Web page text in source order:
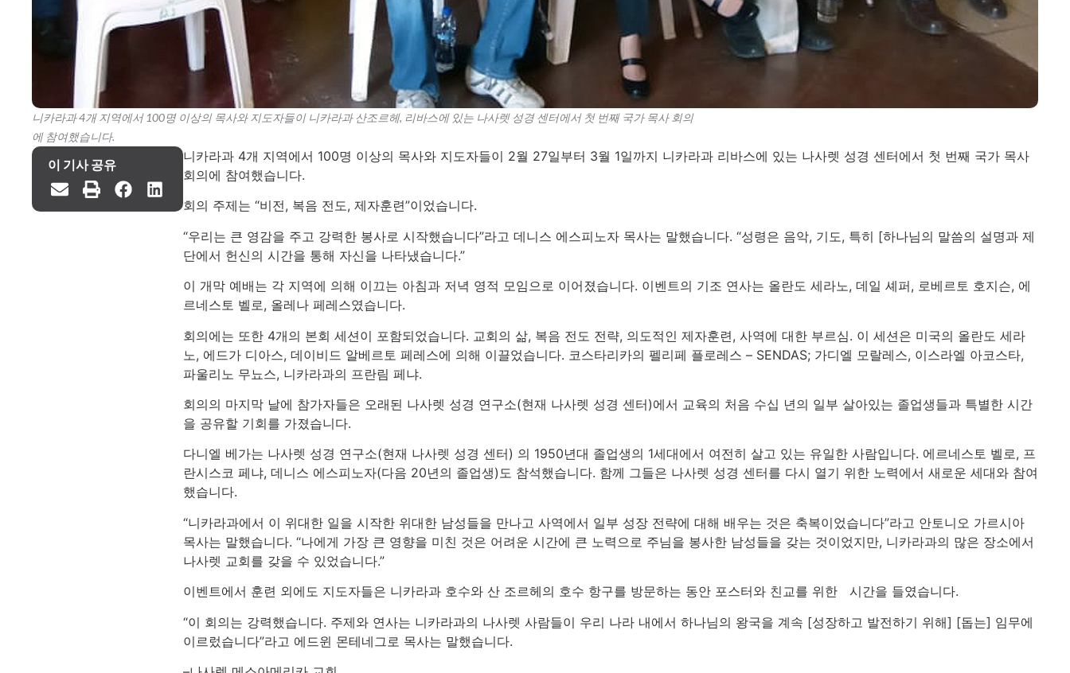
니카라과 4개 지역에서 100명 이상의 목사와 지도자들이 니카라과 산조르헤, 리바스에 있는 나사렛 성경 센터에서 첫 번째 국가 목사 회의
에 참여했습니다.
이 기사 공유
니카라과 4개 지역에서 100명 이상의 목사와 지도자들이 2월 27일부터 3월 1일까지 니카라과 리바스에 있는 나사렛 성경 센터에서 첫 번째 국가 목사
회의에 참여했습니다.
회의 주제는 “비전, 복음 전도, 제자훈련”이었습니다.
“우리는 큰 영감을 주고 강력한 봉사로 시작했습니다”라고 데니스 에스피노자 목사는 말했습니다. “성령은 음악, 기도, 특히 [하나님의 말씀의 설명과 제
단에서 헌신의 시간을 통해 자신을 나타냈습니다.”
이 개막 예배는 각 지역에 의해 이끄는 아침과 저녁 영적 모임으로 이어졌습니다. 이벤트의 기조 연사는 올란도 세라노, 데일 셰퍼, 로베르토 호지슨, 에
르네스토 벨로, 올레나 페레스였습니다.
회의에는 또한 4개의 본회 세션이 포함되었습니다. 교회의 삶, 복음 전도 전략, 의도적인 제자훈련, 사역에 대한 부르심. 이 세션은 미국의 올란도 세라
노, 에드가 디아스, 데이비드 알베르토 페레스에 의해 이끌었습니다. 코스타리카의 펠리페 플로레스 – SENDAS; 가디엘 모랄레스, 이스라엘 아코스타,
파울리노 무뇨스, 니카라과의 프란림 페냐.
회의의 마지막 날에 참가자들은 오래된 나사렛 성경 연구소(현재 나사렛 성경 센터)에서 교육의 처음 수십 년의 일부 살아있는 졸업생들과 특별한 시간
을 공유할 기회를 가졌습니다.
다니엘 베가는 나사렛 성경 연구소(현재 나사렛 성경 센터) 의 1950년대 졸업생의 1세대에서 여전히 살고 있는 유일한 사람입니다. 에르네스토 벨로, 프
란시스코 페냐, 데니스 에스피노자(다음 20년의 졸업생)도 참석했습니다. 함께 그들은 나사렛 성경 센터를 다시 열기 위한 노력에서 새로운 세대와 참여
했습니다.
“니카라과에서 이 위대한 일을 시작한 위대한 남성들을 만나고 사역에서 일부 성장 전략에 대해 배우는 것은 축복이었습니다”라고 안토니오 가르시아
목사는 말했습니다. “나에게 가장 큰 영향을 미친 것은 어려운 시간에 큰 노력으로 주님을 봉사한 남성들을 갖는 것이었지만, 니카라과의 많은 장소에서
나사렛 교회를 갖을 수 있었습니다.”
이벤트에서 훈련 외에도 지도자들은 니카라과 호수와 산 조르헤의 호수 항구를 방문하는 동안 포스터와 친교를 위한 시간을 들였습니다.
“이 회의는 강력했습니다. 주제와 연사는 니카라과의 나사렛 사람들이 우리 나라 내에서 하나님의 왕국을 계속 [성장하고 발전하기 위해] [돕는] 임무에
이르렀습니다”라고 에드윈 몬테네그로 목사는 말했습니다.